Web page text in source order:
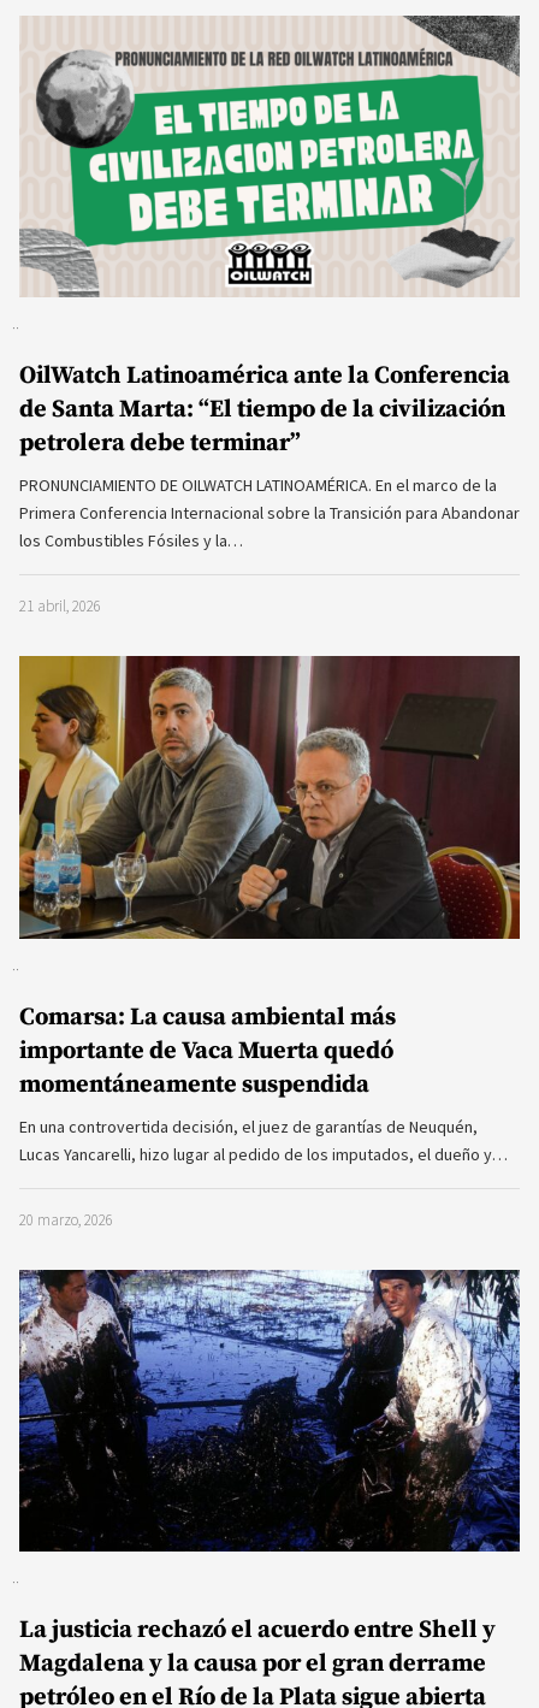
OilWatch Latinoamérica ante la Conferencia
de Santa Marta: “El tiempo de la civilización
petrolera debe terminar”
PRONUNCIAMIENTO DE OILWATCH LATINOAMÉRICA. En el marco de la
Primera Conferencia Internacional sobre la Transición para Abandonar
los Combustibles Fósiles y la…
21 abril, 2026
Comarsa: La causa ambiental más
importante de Vaca Muerta quedó
momentáneamente suspendida
En una controvertida decisión, el juez de garantías de Neuquén,
Lucas Yancarelli, hizo lugar al pedido de los imputados, el dueño y…
20 marzo, 2026
La justicia rechazó el acuerdo entre Shell y
Magdalena y la causa por el gran derrame
petróleo en el Río de la Plata sigue abierta